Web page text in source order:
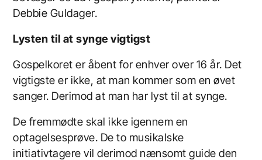
Debbie Guldager.
Lysten til at synge vigtigst
Gospelkoret er åbent for enhver over 16 år. Det
vigtigste er ikke, at man kommer som en øvet
sanger. Derimod at man har lyst til at synge.
De fremmødte skal ikke igennem en
optagelsesprøve. De to musikalske
initiativtagere vil derimod nænsomt guide den